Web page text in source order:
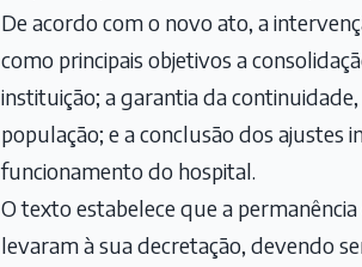
De acordo com o novo ato, a
como principais objetivos a
instituição; a garantia da
população; e a conclusão dos ajustes
funcionamento do hospital.
O texto estabelece que a
levaram à sua decretação, devendo